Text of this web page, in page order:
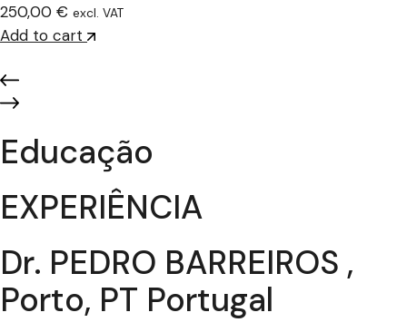
250,00 € excl. VAT
Add to cart
Educação
EXPERIÊNCIA
Dr. PEDRO BARREIROS ,
Porto, PT Portugal